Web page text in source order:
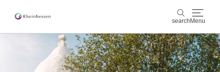
search Menu
search
wine & culinary